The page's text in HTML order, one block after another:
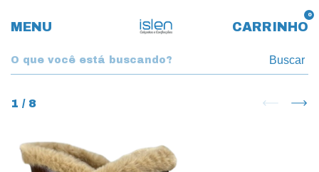
MENU CARRINHO
0
Buscar
1 / 8